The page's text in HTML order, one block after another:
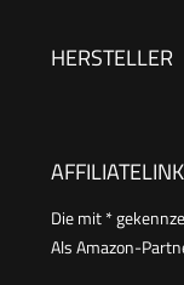
Comfort
HERSTELLER
Die mit *
Als Amazon-